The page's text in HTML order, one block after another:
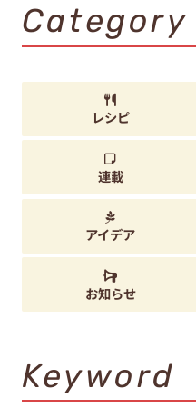
Category
レシピ
連載
アイデア
お知らせ
Keyword